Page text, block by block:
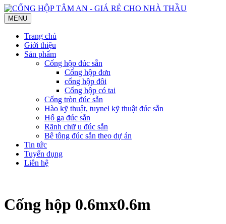
MENU
Trang chủ
Giới thiệu
Sản phẩm
Cống hộp đúc sẵn
Cống hộp đơn
cống hộp đôi
Cống hộp có tai
Cống tròn đúc sẵn
Hào kỹ thuật, tuynel kỹ thuật đúc sẵn
Hố ga đúc sẵn
Rãnh chữ u đúc sẵn
Bê tông đúc sẵn theo dự án
Tin tức
Tuyển dụng
Liên hệ
Cống hộp 0.6mx0.6m